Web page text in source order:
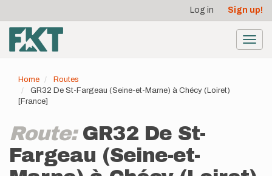
main
content
account
menu
Log in Sign up!
Home
Routes
GR32 De St-Fargeau (Seine-et-Marne) à Chécy (Loiret)
[France]
Route: GR32 De St-
Fargeau (Seine-et-